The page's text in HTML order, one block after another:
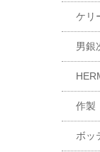
ケリ
男銀
作製
ボッ